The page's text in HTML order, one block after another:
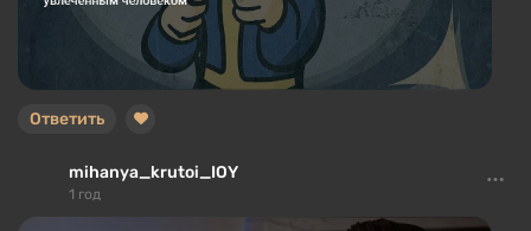
Ответить
mihanya_krutoi_IOY
1 год